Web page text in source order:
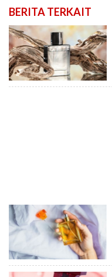
BERITA TERKAIT